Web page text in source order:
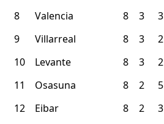
8
Valencia 8 3 3
9
Villarreal 8 3 2
10
Levante 8 3 2
11
Osasuna 8 2 5
12
Eibar 8 2 3